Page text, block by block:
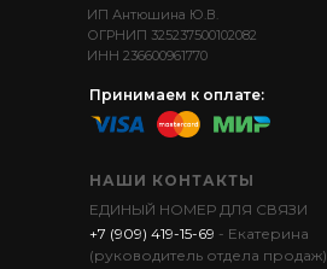
ЕДИНЫЙ НОМЕР ДЛЯ СВЯЗИ
+7 (909) 419-15-69 - Екатерина
(руководитель отдела продаж)
НАШИ КОНТАКТЫ
ИП Антюшина Ю.В.
ОГРНИП 325237500102082
ИНН 236600961770
Принимаем к оплате: